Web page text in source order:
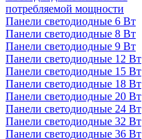
потребляемой мощности
Панели светодиодные 6 Вт
Панели светодиодные 8 Вт
Панели светодиодные 9 Вт
Панели светодиодные 12 Вт
Панели светодиодные 15 Вт
Панели светодиодные 18 Вт
Панели светодиодные 20 Вт
Панели светодиодные 24 Вт
Панели светодиодные 32 Вт
Панели светодиодные 36 Вт